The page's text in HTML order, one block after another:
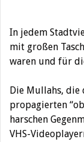
In jedem
mit großen
waren und für
Die Mullahs, die
propagierten
harschen
VHS-